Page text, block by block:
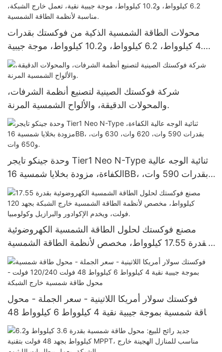
محولات الطاقة الشمسية الذكية من فوكستك بقدرات
4.2 كيلوواط، 6.2 كيلوواط، و10.2 كيلوواط، موجة جيبية
نقية، تعمل خارج الشبكة، مناسبة لأنظمة الطاقة
الشمسية.
شركة فوكستك الصينية لتصنيع أنظمة الشرفات،
والمحولات الدقيقة، والألواح الشمسية المرنة.
وحدة جينكو تايجر Tier1 Neo N-Type ثنائية الوجه عالية
الكفاءة، مزودة بخلايا شمسية 16BB، بقدرات 590 وات،
مصنع فوكستك لحلول الطاقة الشمسية الكهروضوئية
بقدرة 17.55 كيلوواط، مخصص لأنظمة الطاقة الشمسية
خارج الشبكة بجهد 120 فولت، ويخدم الإكوادور والبرازيل
وكولومبيا.
فوكستك سولار أمريكا اللاتينية - سعر الجملة - محول
طاقة شمسية بموجة جيبية نقية 4 كيلوواط 6 كيلوواط 48
فولت 120/240 فولت - محول طاقة شمسية خارج
الشبكة